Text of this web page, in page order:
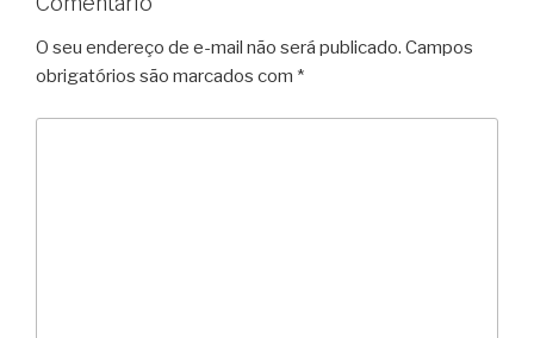
O seu endereço de e-mail não será publicado. Campos
obrigatórios são marcados com *